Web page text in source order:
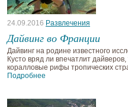
24.09.2016 Развлечения
Дайвинг во Франции
Дайвинг на родине известного
Кусто вряд ли впечатлит
коралловые рифы тропических
Подробнее